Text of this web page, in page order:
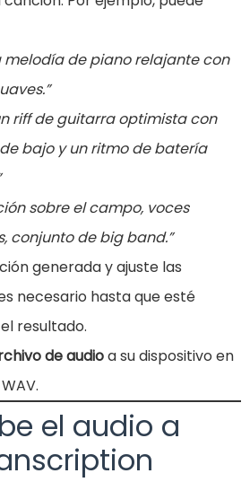
melodía de piano relajante con
riff de guitarra optimista con
bajo y un ritmo de batería
sobre el campo, voces
conjunto de big band.”
generada y ajuste las
necesario hasta que esté
resultado.
de audioa su dispositivo en
el audio a